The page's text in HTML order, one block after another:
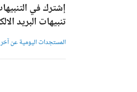
إشترك في
تنبيهات البريد
المستجدات اليومية عن آخر